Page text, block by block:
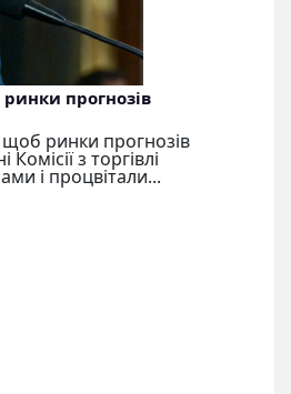
прогнозів
ринки прогнозів
з торгівлі
і процвітали...